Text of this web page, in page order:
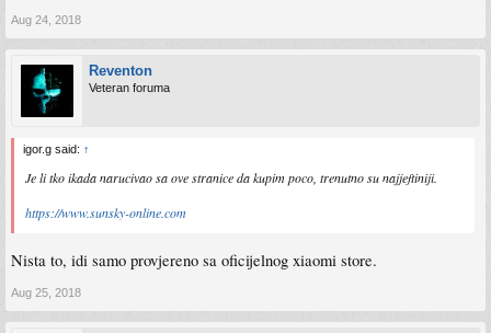
Aug 24, 2018
Reventon
Veteran foruma
igor.g said: ↑
Je li tko ikada narucivao sa ove stranice da kupim poco, trenutno su najjeftiniji.
https://www.sunsky-online.com
Nista to, idi samo provjereno sa oficijelnog xiaomi store.
Aug 25, 2018